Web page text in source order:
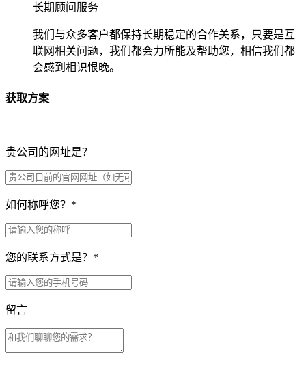
长期顾问服务
我们与众多客户都保持长期稳定的合作关系，只要是互
联网相关问题，我们都会力所能及帮助您，相信我们都
会感到相识恨晚。
获取方案
贵公司的网址是？
如何称呼您？ *
您的联系方式是？ *
留言